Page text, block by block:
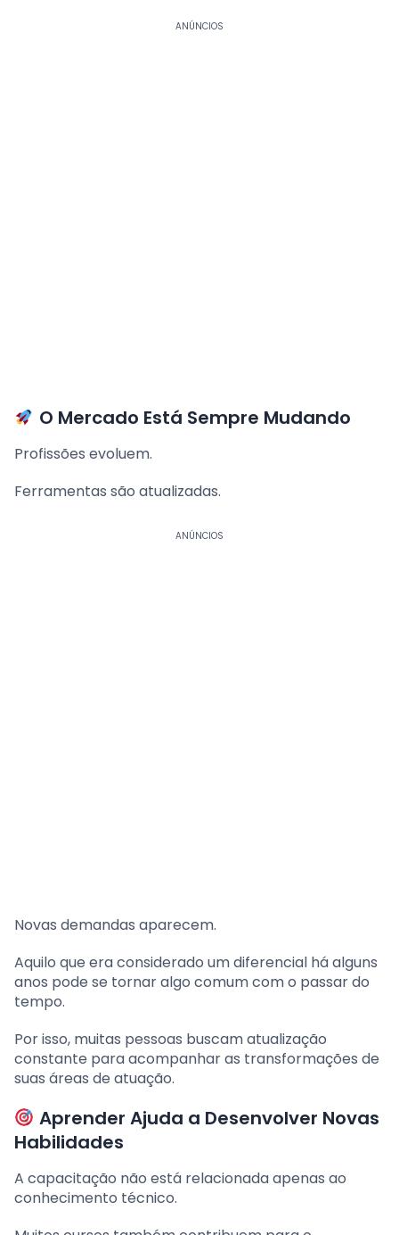
ANÚNCIOS
O Mercado Está Sempre Mudando
Profissões evoluem.
Ferramentas são atualizadas.
ANÚNCIOS
Novas demandas aparecem.
Aquilo que era considerado um diferencial há alguns
anos pode se tornar algo comum com o passar do
tempo.
Por isso, muitas pessoas buscam atualização
constante para acompanhar as transformações de
suas áreas de atuação.
Aprender Ajuda a Desenvolver Novas
Habilidades
A capacitação não está relacionada apenas ao
conhecimento técnico.